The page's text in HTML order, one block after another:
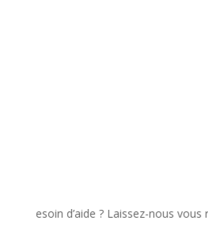
d’aide ? Laissez-nous vous